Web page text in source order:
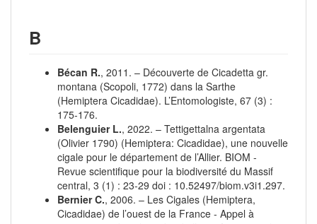
B
Bécan R., 2011. – Découverte de Cicadetta gr.
montana (Scopoli, 1772) dans la Sarthe
(Hemiptera Cicadidae). L’Entomologiste, 67 (3) :
175‑176.
Belenguier L., 2022. – Tettigettalna argentata
(Olivier 1790) (Hemiptera: Cicadidae), une nouvelle
cigale pour le département de l’Allier. BIOM -
Revue scientifique pour la biodiversité du Massif
central, 3 (1) : 23‑29 doi : 10.52497/biom.v3i1.297.
Bernier C., 2006. – Les Cigales (Hemiptera,
Cicadidae) de l’ouest de la France - Appel à